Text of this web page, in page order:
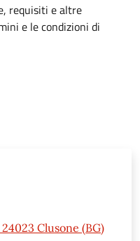
requisiti e altre
e le condizioni di
Clusone (BG)